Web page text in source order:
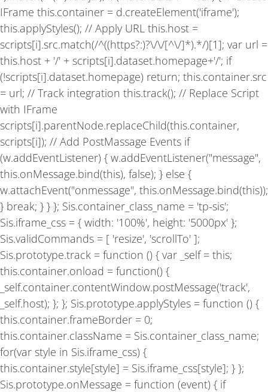
IFrame this.container = d.createElement('iframe');
this.applyStyles(); // Apply URL this.host =
scripts[i].src.match(/^((https?:)?\/\/[^\/]*).*/)[1]; var url =
this.host + '/' + scripts[i].dataset.homepage+'/'; if
(!scripts[i].dataset.homepage) return; this.container.src
= url; // Track integration this.track(); // Replace Script
with IFrame
scripts[i].parentNode.replaceChild(this.container,
scripts[i]); // Add PostMassage Events if
(w.addEventListener) { w.addEventListener("message",
this.onMessage.bind(this), false); } else {
w.attachEvent("onmessage", this.onMessage.bind(this));
} break; } } }; Sis.container_class_name = 'tp-sis';
Sis.iframe_css = { width: '100%', height: '5000px' };
Sis.validCommands = [ 'resize', 'scrollTo' ];
Sis.prototype.track = function () { var _self = this;
this.container.onload = function() {
_self.container.contentWindow.postMessage('track',
_self.host); }; }; Sis.prototype.applyStyles = function () {
this.container.frameBorder = 0;
this.container.className = Sis.container_class_name;
for(var style in Sis.iframe_css) {
this.container.style[style] = Sis.iframe_css[style]; } };
Sis.prototype.onMessage = function (event) { if